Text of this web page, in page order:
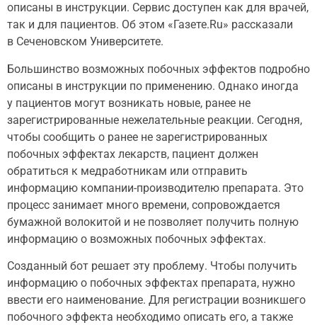
описаны в инструкции. Сервис доступен как для врачей,
так и для пациентов. Об этом «Газете.Ru» рассказали
в Сеченовском Университете.
Большинство возможных побочных эффектов подробно
описаны в инструкции по применению. Однако иногда
у пациентов могут возникать новые, ранее не
зарегистрированные нежелательные реакции. Сегодня,
чтобы сообщить о ранее не зарегистрированных
побочных эффектах лекарств, пациент должен
обратиться к медработникам или отправить
информацию компании-производителю препарата. Это
процесс занимает много времени, сопровождается
бумажной волокитой и не позволяет получить полную
информацию о возможных побочных эффектах.
Созданный бот решает эту проблему. Чтобы получить
информацию о побочных эффектах препарата, нужно
ввести его наименование. Для регистрации возникшего
побочного эффекта необходимо описать его, а также